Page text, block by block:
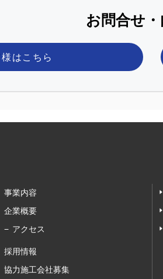
お問合せ
はこちら
事業内容
企業概要
アクセス
採用情報
協力施工会社募集